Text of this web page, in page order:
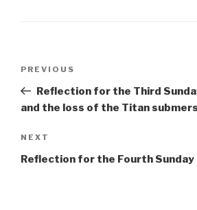
Previous
Post
PREVIOUS
Reflection for the Third
and the loss of the Titan
Next
Post
NEXT
Reflection for the Fourth